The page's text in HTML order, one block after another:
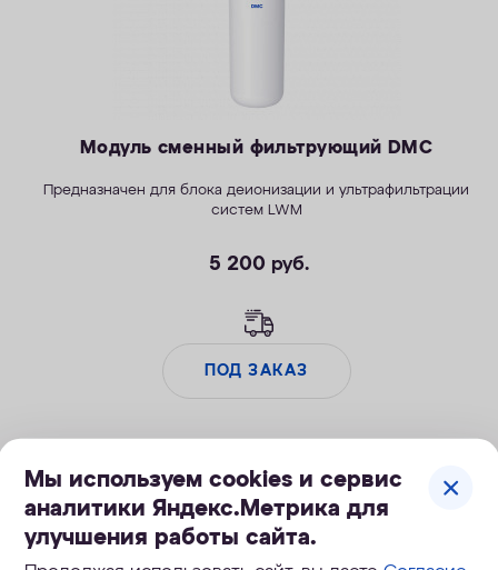
Модуль сменный фильтрующий DMC
Предназначен для блока деионизации и ультрафильтрации
систем LWM
5 200 руб.
ПОД ЗАКАЗ
Скидка
Мы используем cookies и сервис
аналитики Яндекс.Метрика для
улучшения работы сайта.